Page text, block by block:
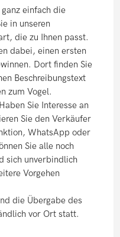
einfach die
in unseren
die zu Ihnen passt.
dabei, einen ersten
Dort finden Sie
Beschreibungstext
zum Vogel.
Sie Interesse an
Sie den Verkäufer
WhatsApp oder
Sie alle noch
sich unverbindlich
Vorgehen
die Übergabe des
vor Ort statt.